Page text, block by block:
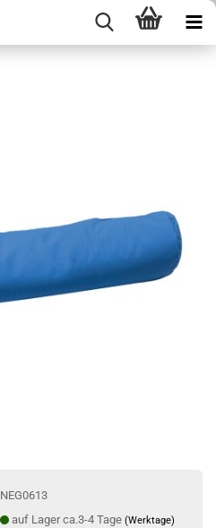
NEG0613
auf Lager ca.3-4 Tage (Werktage)